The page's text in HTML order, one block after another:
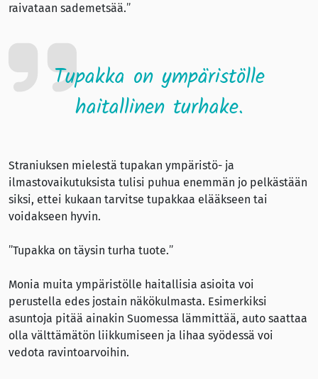
raivataan sademetsää.”
Tupakka on ympäristölle
haitallinen turhake.
Straniuksen mielestä tupakan ympäristö- ja
ilmastovaikutuksista tulisi puhua enemmän jo pelkästään
siksi, ettei kukaan tarvitse tupakkaa elääkseen tai
voidakseen hyvin.
”Tupakka on täysin turha tuote.”
Monia muita ympäristölle haitallisia asioita voi
perustella edes jostain näkökulmasta. Esimerkiksi
asuntoja pitää ainakin Suomessa lämmittää, auto saattaa
olla välttämätön liikkumiseen ja lihaa syödessä voi
vedota ravintoarvoihin.